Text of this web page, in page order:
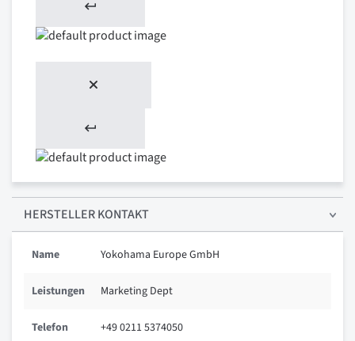
HERSTELLER KONTAKT
Name Yokohama Europe GmbH
Leistungen Marketing Dept
Telefon +49 0211 5374050